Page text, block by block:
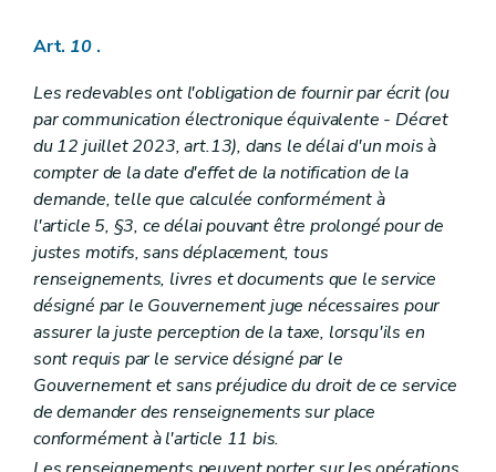
Art. 10.
Les redevables ont l'obligation de fournir par écrit (ou
par communication électronique équivalente - Décret
du 12 juillet 2023, art.13), dans le délai d'un mois à
compter de la date d'effet de la notification de la
demande, telle que calculée conformément à
l'article 5, §3, ce délai pouvant être prolongé pour de
justes motifs, sans déplacement, tous
renseignements, livres et documents que le service
désigné par le Gouvernement juge nécessaires pour
assurer la juste perception de la taxe, lorsqu'ils en
sont requis par le service désigné par le
Gouvernement et sans préjudice du droit de ce service
de demander des renseignements sur place
conformément à l'article 11 bis.